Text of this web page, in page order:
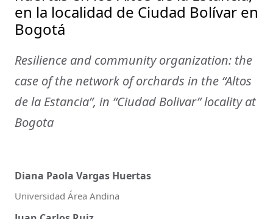
en la localidad de Ciudad Bolívar en
Bogotá
Resilience and community organization: the
case of the network of orchards in the “Altos
de la Estancia”, in “Ciudad Bolivar” locality at
Bogota
Diana Paola Vargas Huertas
Universidad Área Andina